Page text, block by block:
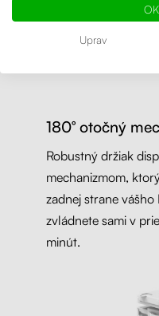
180° otočný
Robustný držiak
mechanizmom,
zadnej strane
zvládnete sami v
minút.
Uprav